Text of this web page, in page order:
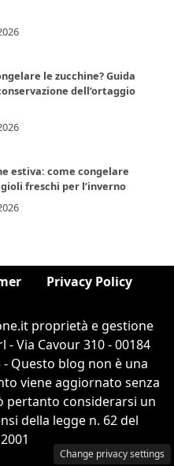
le zucchine? Guida
dell’ortaggio
estiva: come congelare
freschi per l’inverno
Privacy Policy
proprietà e gestione
- Via Cavour 310 - 00184
- Questo blog non è una
viene aggiornato senza
pertanto considerarsi un
della legge n. 62 del
Change privacy settings